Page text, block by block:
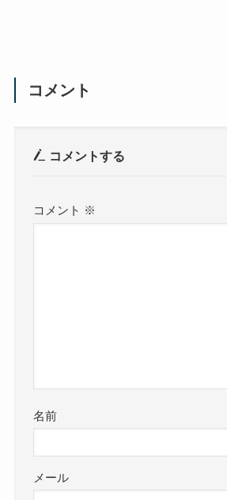
コメント
コメントする
コメント ※
名前
メール